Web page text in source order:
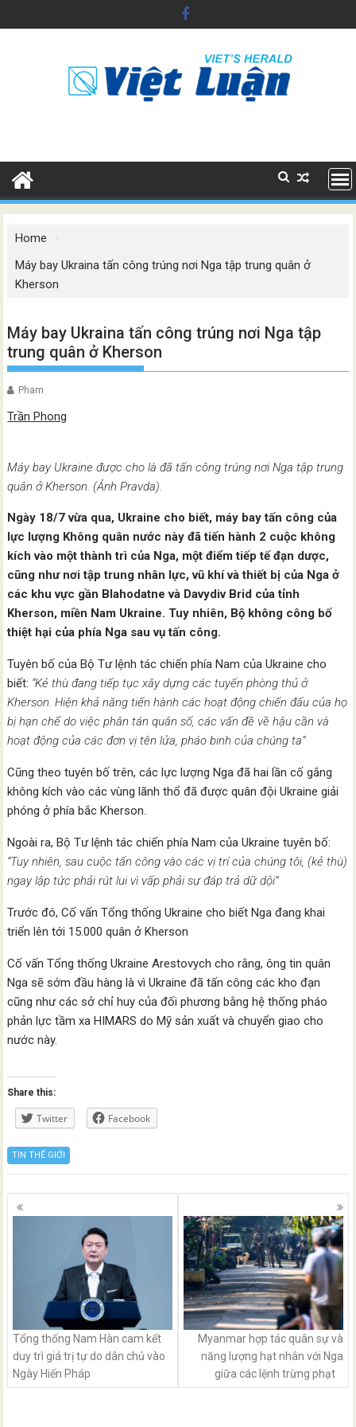
to
Home
Máy bay Ukraina tấn công trúng nơi Nga tập trung quân ở
Kherson
Máy bay Ukraina tấn công trúng nơi Nga tập
trung quân ở Kherson
Pham
Trần Phong
Máy bay Ukraine được cho là đã tấn công trúng nơi Nga tập trung
quân ở Kherson. (Ảnh Pravda).
Ngày 18/7 vừa qua, Ukraine cho biết, máy bay tấn công của
lực lượng Không quân nước này đã tiến hành 2 cuộc không
kích vào một thành trì của Nga, một điểm tiếp tế đạn dược,
cũng như nơi tập trung nhân lực, vũ khí và thiết bị của Nga ở
các khu vực gần Blahodatne và Davydiv Brid của tỉnh
Kherson, miền Nam Ukraine. Tuy nhiên, Bộ không công bố
thiệt hại của phía Nga sau vụ tấn công.
Tuyên bố của Bộ Tư lệnh tác chiến phía Nam của Ukraine cho
biết: “Kẻ thù đang tiếp tục xây dựng các tuyến phòng thủ ở
Kherson. Hiện khả năng tiến hành các hoạt động chiến đấu của họ
bị hạn chế do việc phân tán quân số, các vấn đề về hậu cần và
hoạt động của các đơn vị tên lửa, pháo binh của chúng ta”
Cũng theo tuyên bố trên, các lực lượng Nga đã hai lần cố gắng
không kích vào các vùng lãnh thổ đã được quân đội Ukraine giải
phóng ở phía bắc Kherson.
Ngoài ra, Bộ Tư lệnh tác chiến phía Nam của Ukraine tuyên bố:
“Tuy nhiên, sau cuộc tấn công vào các vị trí của chúng tôi, (kẻ thù)
ngay lập tức phải rút lui vì vấp phải sự đáp trả dữ dội”
Trước đó, Cố vấn Tổng thống Ukraine cho biết Nga đang khai
triển lên tới 15.000 quân ở Kherson
Cố vấn Tổng thống Ukraine Arestovych cho rằng, ông tin quân
Nga sẽ sớm đầu hàng là vì Ukraine đã tấn công các kho đạn
cũng như các sở chỉ huy của đối phương bằng hệ thống pháo
phản lực tầm xa HIMARS do Mỹ sản xuất và chuyển giao cho
nước này.
Share this:
Twitter Facebook
TIN THẾ GIỚI
Posts
navigation
Tổng thống Nam Hàn cam kết
duy trì giá trị tự do dân chủ vào
Ngày Hiến Pháp
Myanmar hợp tác quân sự và
năng lượng hạt nhân với Nga
giữa các lệnh trừng phạt